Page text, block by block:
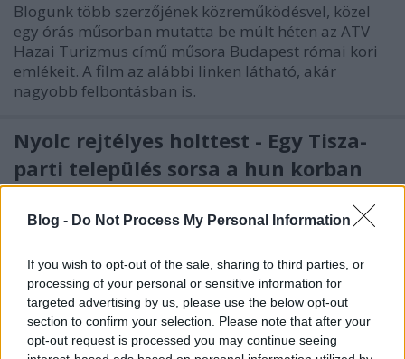
Blog - Do Not Process My Personal Information
If you wish to opt-out of the sale, sharing to third parties, or
processing of your personal or sensitive information for
targeted advertising by us, please use the below opt-out
section to confirm your selection. Please note that after your
opt-out request is processed you may continue seeing
Blogunk több szerzőjének közreműködésvel, közel
egy órás műsorban mutatta be múlt héten az ATV
Hazai Turizmus című műsora Budapest római kori
emlékeit. A film az alábbi linken látható, akár
nagyobb felbontásban is.
Nyolc rejtélyes holttest - Egy Tisza-
parti település sorsa a hun korban
leletei széles érdeklődésnek örvendenek. Ezzel
szemben az alacsonyabb társadalmi és vagyoni
helyzetű lakosság, a hun birodalom alattvalóinak
élete jóval kevésbé ismert. A települések régészeti
kutatása erről a korszakról is…